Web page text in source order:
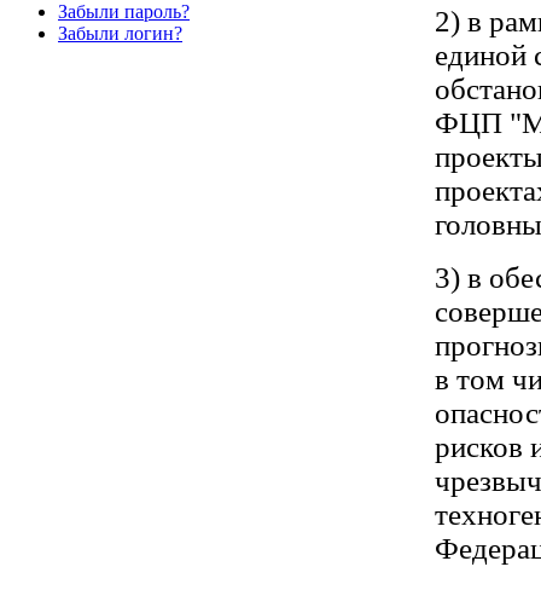
Забыли пароль?
Забыли логин?
2) в
единой
ФЦП
3) в
в том
рисков